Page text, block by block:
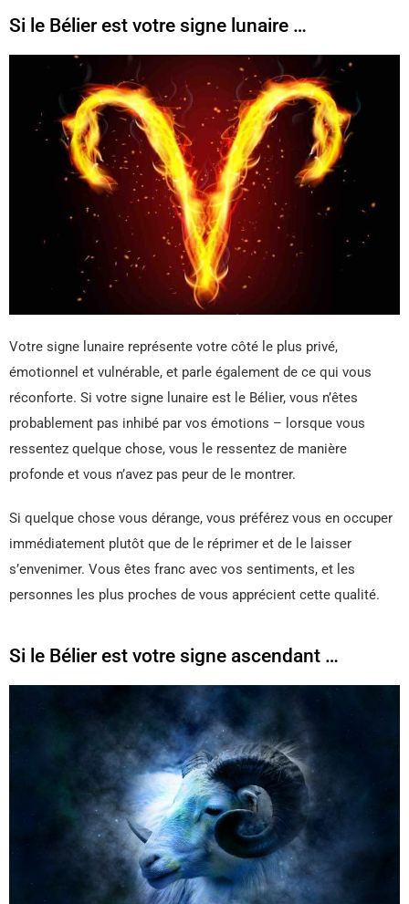
Si le Bélier est votre signe lunaire …
Votre signe lunaire représente votre côté le plus privé,
émotionnel et vulnérable, et parle également de ce qui vous
réconforte. Si votre signe lunaire est le Bélier, vous n’êtes
probablement pas inhibé par vos émotions – lorsque vous
ressentez quelque chose, vous le ressentez de manière
profonde et vous n’avez pas peur de le montrer.
Si quelque chose vous dérange, vous préférez vous en occuper
immédiatement plutôt que de le réprimer et de le laisser
s’envenimer. Vous êtes franc avec vos sentiments, et les
personnes les plus proches de vous apprécient cette qualité.
Si le Bélier est votre signe ascendant …